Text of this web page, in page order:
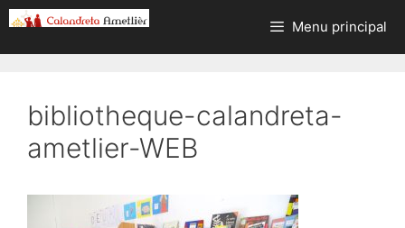
Aller
au
contenu
Menu principal
bibliotheque-calandreta-
ametlier-WEB